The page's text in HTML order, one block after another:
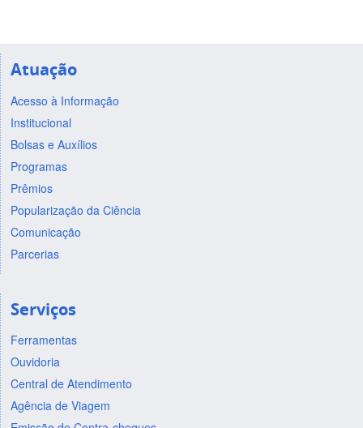
Atuação
Acesso à Informação
Institucional
Bolsas e Auxílios
Programas
Prêmios
Popularização da Ciência
Comunicação
Parcerias
Serviços
Ferramentas
Ouvidoria
Central de Atendimento
Agência de Viagem